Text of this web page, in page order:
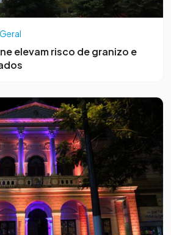
Geral
elevam risco de granizo e